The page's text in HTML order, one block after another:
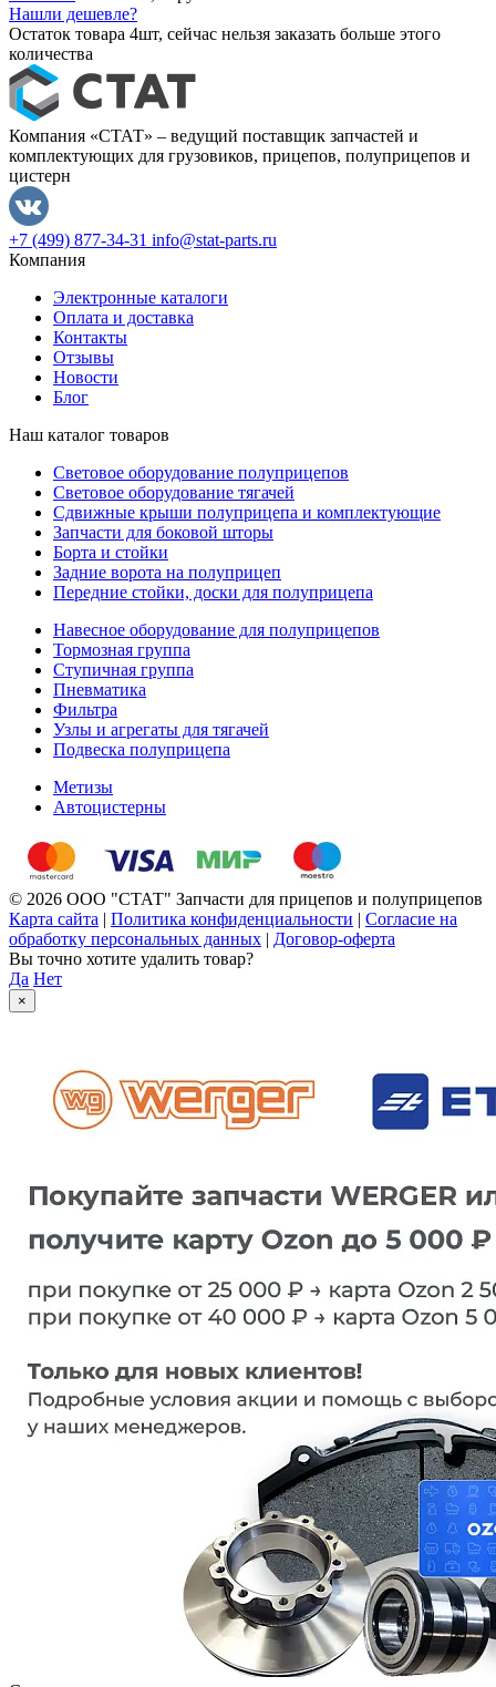
Нашли дешевле?
Остаток товара 4шт, сейчас нельзя заказать больше этого
количества
Компания «СТАТ» – ведущий поставщик запчастей и
комплектующих для грузовиков, прицепов, полуприцепов и
цистерн
+7 (499) 877-34-31 info@stat-parts.ru
Компания
Электронные каталоги
Оплата и доставка
Контакты
Отзывы
Новости
Блог
Наш каталог товаров
Световое оборудование полуприцепов
Световое оборудование тягачей
Сдвижные крыши полуприцепа и комплектующие
Запчасти для боковой шторы
Борта и стойки
Задние ворота на полуприцеп
Передние стойки, доски для полуприцепа
Навесное оборудование для полуприцепов
Тормозная группа
Ступичная группа
Пневматика
Фильтра
Узлы и агрегаты для тягачей
Подвеска полуприцепа
Метизы
Автоцистерны
© 2026 ООО "СТАТ" Запчасти для прицепов и полуприцепов
Карта сайта | Политика конфиденциальности | Согласие на
обработку персональных данных | Договор-оферта
Вы точно хотите удалить товар?
Да Нет
×